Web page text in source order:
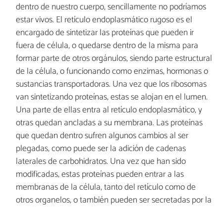
dentro de nuestro cuerpo, sencillamente no podríamos
estar vivos. El retículo endoplasmático rugoso es el
encargado de sintetizar las proteínas que pueden ir
fuera de célula, o quedarse dentro de la misma para
formar parte de otros orgánulos, siendo parte estructural
de la célula, o funcionando como enzimas, hormonas o
sustancias transportadoras. Una vez que los ribosomas
van sintetizando proteínas, estas se alojan en el lumen.
Una parte de ellas entra al retículo endoplasmático, y
otras quedan ancladas a su membrana. Las proteínas
que quedan dentro sufren algunos cambios al ser
plegadas, como puede ser la adición de cadenas
laterales de carbohidratos. Una vez que han sido
modificadas, estas proteínas pueden entrar a las
membranas de la célula, tanto del retículo como de
otros organelos, o también pueden ser secretadas por la